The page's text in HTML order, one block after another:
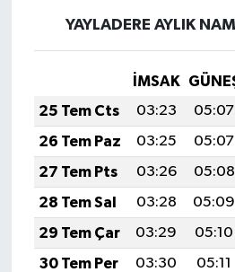
YAYLADERE AYLIK
İMSAK
25 Tem Cts
03:23 05:07
26 Tem Paz
03:25 05:07
27 Tem Pts
03:26 05:08
28 Tem Sal
03:28 05:09
29 Tem Çar
03:29 05:10
30 Tem Per
03:30 05:11